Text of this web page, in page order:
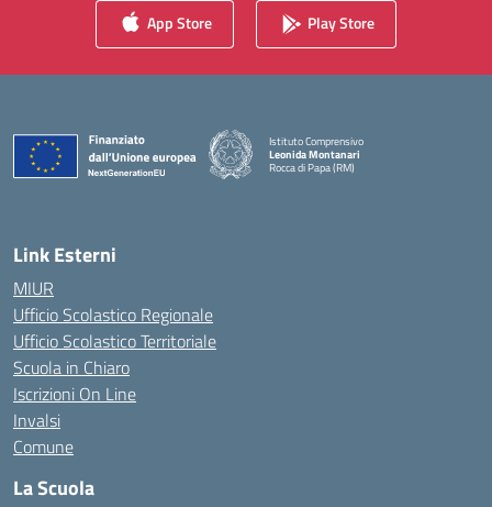
App Store Play Store
Istituto Comprensivo
Leonida Montanari
Rocca di Papa (RM)
— Visita la pagina iniziale della scuola
Link Esterni
MIUR
Ufficio Scolastico Regionale
Ufficio Scolastico Territoriale
Scuola in Chiaro
Iscrizioni On Line
Invalsi
Comune
La Scuola